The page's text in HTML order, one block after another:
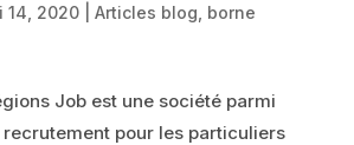
14, 2020| Articles blog borne
Job est une société parmi
pour les particuliers